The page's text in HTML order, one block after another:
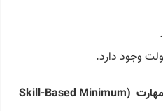
وجود دارد.
(Skill-Based Minimum